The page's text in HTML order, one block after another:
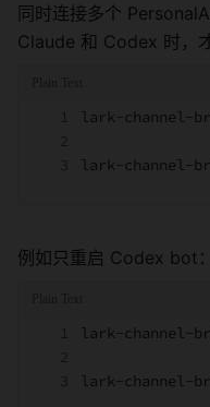
同时连接多个
Claude 和 Codex 时，
lark-channel-
lark-channel-
例如只重启 Codex bot：
lark-channel-
lark-channel-